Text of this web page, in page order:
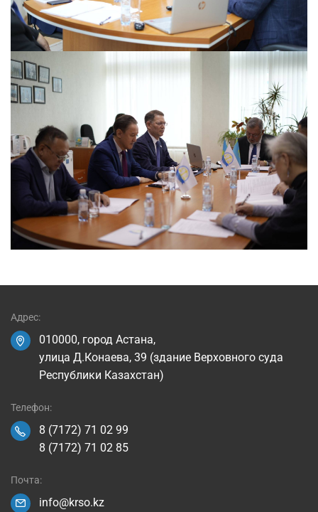
Адрес:
010000, город Астана,
улица Д.Конаева, 39 (здание Верховного суда
Республики Казахстан)
Телефон:
8 (7172) 71 02 99
8 (7172) 71 02 85
Почта:
info@krso.kz